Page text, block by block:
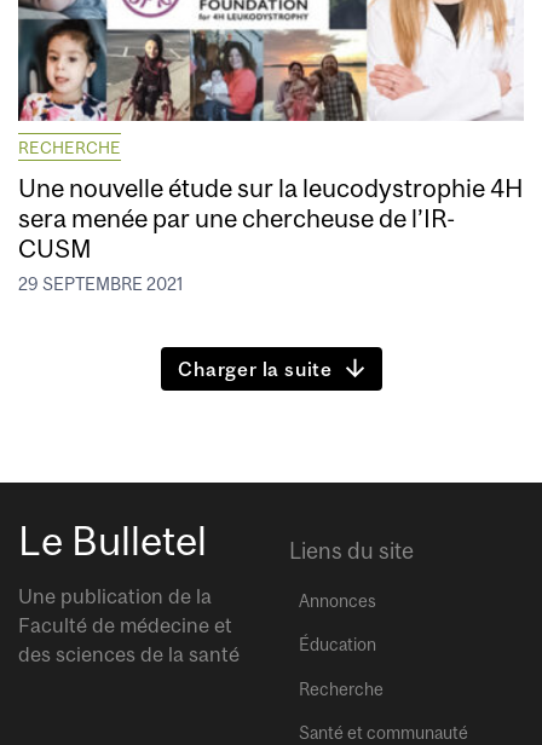
RECHERCHE
Une nouvelle étude sur la leucodystrophie 4H
sera menée par une chercheuse de l’IR-
CUSM
29 SEPTEMBRE 2021
Charger la suite
Le Bulletel
Une publication de la
Faculté de médecine et
des sciences de la santé
Liens du site
Annonces
Éducation
Recherche
Santé et communauté